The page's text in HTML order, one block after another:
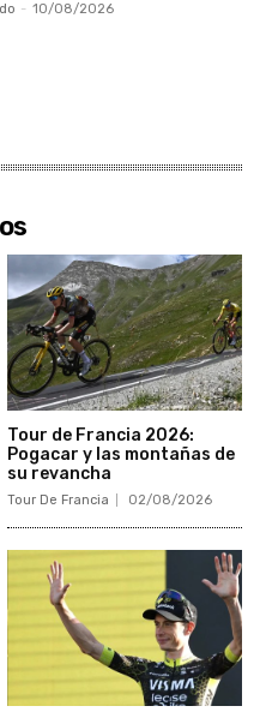
- 10/08/2026
Tour de Francia 2026:
Pogacar y las montañas de
su revancha
Tour De Francia 02/08/2026